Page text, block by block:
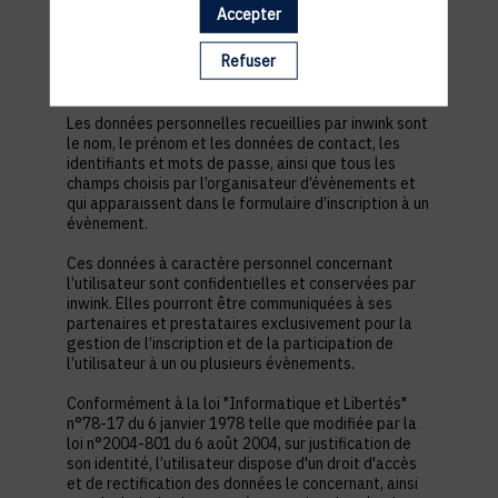
s’inscrire à un évènement, d’accéder au site d’un
évènement, et de consulter les informations
relatives à l’organisation pratique et logistique d’un
Les données personnelles recueillies par inwink sont
le nom, le prénom et les données de contact, les
identifiants et mots de passe, ainsi que tous les
champs choisis par l’organisateur d’évènements et
qui apparaissent dans le formulaire d’inscription à un
évènement.
Ces données à caractère personnel concernant
l’utilisateur sont confidentielles et conservées par
inwink. Elles pourront être communiquées à ses
partenaires et prestataires exclusivement pour la
gestion de l’inscription et de la participation de
l’utilisateur à un ou plusieurs évènements.
Conformément à la loi "Informatique et Libertés"
n°78-17 du 6 janvier 1978 telle que modifiée par la
loi n°2004-801 du 6 août 2004, sur justification de
son identité, l’utilisateur dispose d'un droit d'accès
et de rectification des données le concernant, ainsi
Accepter
Refuser